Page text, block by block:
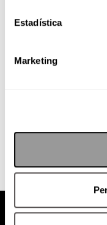
Estadística
Marketing